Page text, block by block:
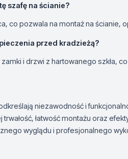
szafę na ścianie?
co pozwala na montaż na ścianie,
przed kradzieżą?
i drzwi z hartowanego szkła,
niezawodność i
trwałość, łatwość montażu oraz
wyglądu i profesjonalnego